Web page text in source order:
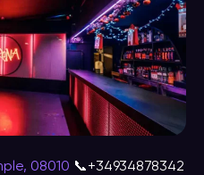
08010 📞+34934878342